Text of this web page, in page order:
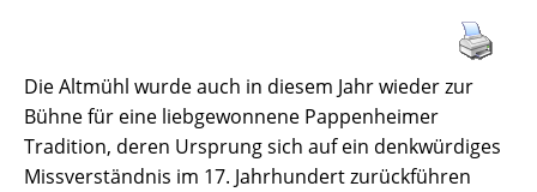
Die Altmühl wurde auch in diesem Jahr wieder zur
Bühne für eine liebgewonnene Pappenheimer
Tradition, deren Ursprung sich auf ein denkwürdiges
Missverständnis im 17. Jahrhundert zurückführen